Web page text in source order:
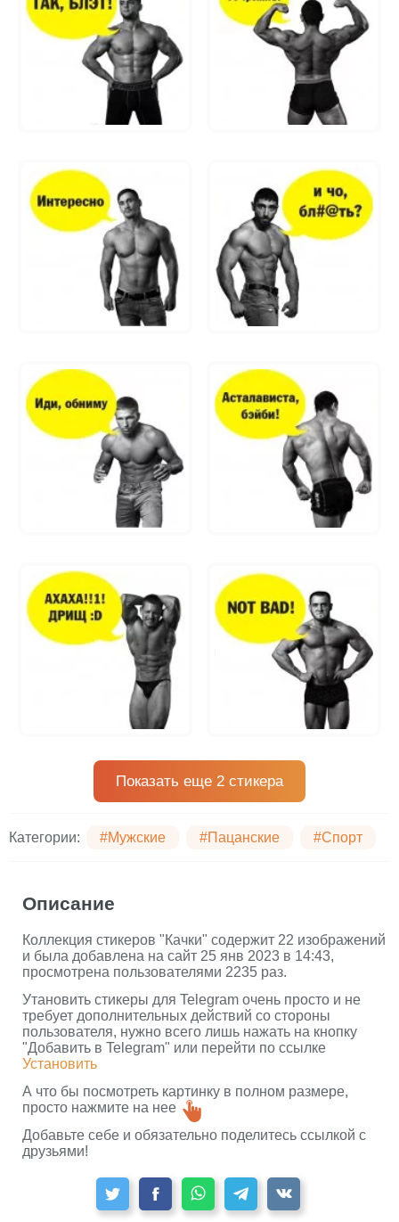
Показать еще 2 стикера
Категории: #Мужские #Пацанские #Спорт
Описание
Коллекция стикеров "Качки" содержит 22 изображений
и была добавлена на сайт 25 янв 2023 в 14:43,
просмотрена пользователями 2235 раз.
Утановить стикеры для Telegram очень просто и не
требует дополнительных действий со стороны
пользователя, нужно всего лишь нажать на кнопку
"Добавить в Telegram" или перейти по ссылке
Установить
А что бы посмотреть картинку в полном размере,
просто нажмите на нее
Добавьте себе и обязательно поделитесь ссылкой с
друзьями!